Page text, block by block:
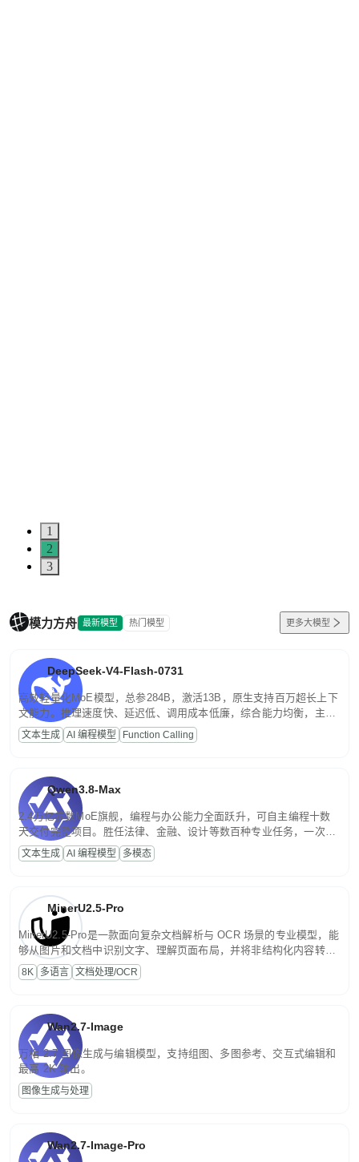
1
2
3
模力方舟 最新模型 热门模型 更多大模型
DeepSeek-V4-Flash-0731
高效轻量化MoE模型，总参284B，激活13B，原生支持百万超长上下
文能力。推理速度快、延迟低、调用成本低廉，综合能力均衡，主打
高并发、轻量化任务，适合日常对话、内容创作、基础 RAG、批量
文案处理等普惠刚需场景。
文本生成 AI 编程模型 Function Calling
Qwen3.8-Max
2.4万亿参数MoE旗舰，编程与办公能力全面跃升，可自主编程十数
天交付完整项目。胜任法律、金融、设计等数百种专业任务，一次对
话端到端交付生产级成果。原生视觉理解贯穿规划、执行与验证全流
程，支持超长文档与长视频的深度语义解析。长程任务中自主规划与
文本生成 AI 编程模型 多模态
MinerU2.5-Pro
MinerU2.5-Pro是一款面向复杂文档解析与 OCR 场景的专业模型，能
够从图片和文档中识别文字、理解页面布局，并将非结构化内容转换
为便于存储、检索和二次处理的结构化结果。
8K 多语言 文档处理/OCR
Wan2.7-Image
万相 2.7 图像生成与编辑模型，支持组图、多图参考、交互式编辑和
最高 2K 输出。
图像生成与处理
Wan2.7-Image-Pro